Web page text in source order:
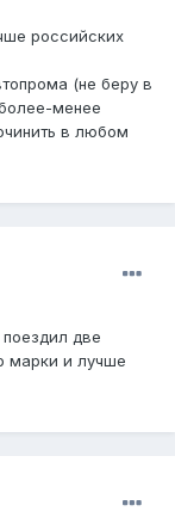
российских
(не беру в
менее
в любом
две
марки и лучше